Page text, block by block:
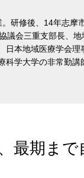
研修後、14年志摩
議会三重支部長、地
日本地域医療学会理
科学大学の非常勤講
最期まで